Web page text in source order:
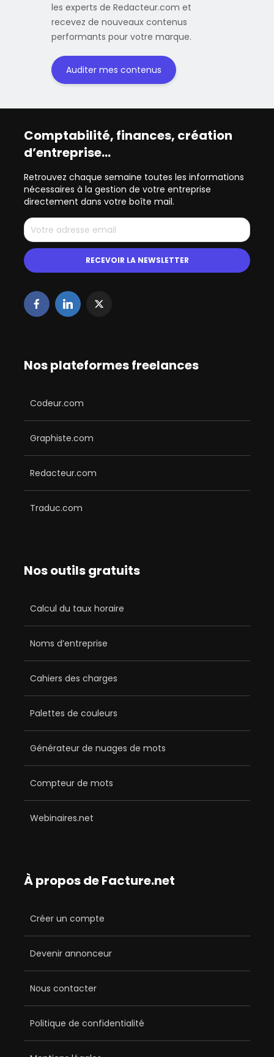
les experts de Redacteur.com et
recevez de nouveaux contenus
performants pour votre marque.
Auditer mes contenus
Comptabilité, finances, création
d’entreprise…
Retrouvez chaque semaine toutes les informations
nécessaires à la gestion de votre entreprise
directement dans votre boîte mail.
Nos plateformes freelances
Codeur.com
Graphiste.com
Redacteur.com
Traduc.com
Nos outils gratuits
Calcul du taux horaire
Noms d’entreprise
Cahiers des charges
Palettes de couleurs
Générateur de nuages de mots
Compteur de mots
Webinaires.net
À propos de Facture.net
Créer un compte
Devenir annonceur
Nous contacter
Politique de confidentialité